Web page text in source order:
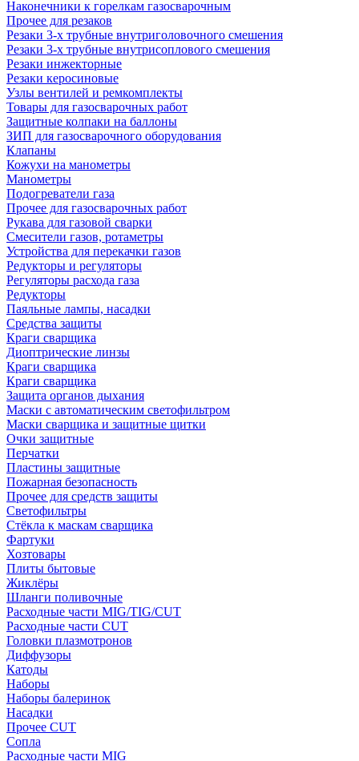
Наконечники к горелкам газосварочным
Прочее для резаков
Резаки 3-х трубные внутриголовочного смешения
Резаки 3-х трубные внутрисоплового смешения
Резаки инжекторные
Резаки керосиновые
Узлы вентилей и ремкомплекты
Товары для газосварочных работ
Защитные колпаки на баллоны
ЗИП для газосварочного оборудования
Клапаны
Кожухи на манометры
Манометры
Подогреватели газа
Прочее для газосварочных работ
Рукава для газовой сварки
Смесители газов, ротаметры
Устройства для перекачки газов
Редукторы и регуляторы
Регуляторы расхода газа
Редукторы
Паяльные лампы, насадки
Средства защиты
Краги сварщика
Диоптрические линзы
Краги сварщика
Краги сварщика
Защита органов дыхания
Маски с автоматическим светофильтром
Маски сварщика и защитные щитки
Очки защитные
Перчатки
Пластины защитные
Пожарная безопасность
Прочее для средств защиты
Светофильтры
Стёкла к маскам сварщика
Фартуки
Хозтовары
Плиты бытовые
Жиклёры
Шланги поливочные
Расходные части MIG/TIG/CUT
Расходные части CUT
Головки плазмотронов
Диффузоры
Катоды
Наборы
Наборы балеринок
Насадки
Прочее CUT
Сопла
Расходные части MIG